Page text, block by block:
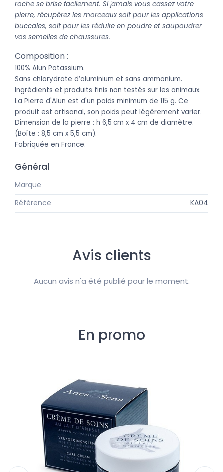
roche se brise facilement. Si jamais vous cassez votre
pierre, récupérez les morceaux soit pour les applications
buccales, soit pour les réduire en poudre et saupoudrer
vos semelles de chaussures.
Composition :
100% Alun Potassium.
Sans chlorydrate d’aluminium et sans ammonium.
Ingrédients et produits finis non testés sur les animaux.
La Pierre d'Alun est d'un poids minimum de 115 g. Ce
produit est artisanal, son poids peut légèrement varier.
Dimension de la pierre : h 6,5 cm x 4 cm de diamètre.
(Boîte : 8,5 cm x 5,5 cm).
Fabriquée en France.
Général
Marque
Référence
KA04
Avis clients
Aucun avis n'a été publié pour le moment.
En promo